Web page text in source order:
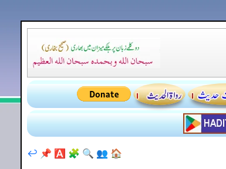
🏠
👥
🔍
🧩
🅰️
📌
↩️